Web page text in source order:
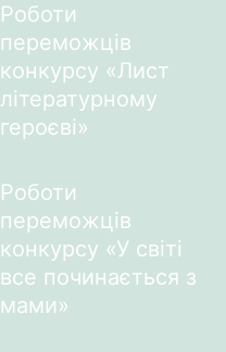
Роботи
переможців
конкурсу «Лист
літературному
героєві»
Роботи
переможців
конкурсу «У світі
все починається з
мами»